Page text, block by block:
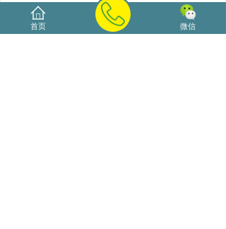
【海南花艺课堂】花材基础知识及半球型实
首页 微信